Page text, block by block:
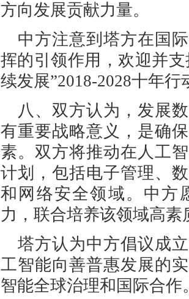
方向发展贡献力量。
中方注意到塔方在国
挥的引领作用，欢迎并
续发展”2018-2028十年
八、双方认为，发展
有重要战略意义，是确
素。双方将推动在人工
计划，包括电子管理、
和网络安全领域。中方
力，联合培养该领域高素
塔方认为中方倡议成
工智能向善普惠发展的
智能全球治理和国际合作